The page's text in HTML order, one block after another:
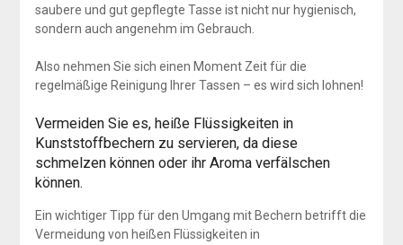
saubere und gut gepflegte Tasse ist nicht nur hygienisch,
sondern auch angenehm im Gebrauch.
Also nehmen Sie sich einen Moment Zeit für die
regelmäßige Reinigung Ihrer Tassen – es wird sich lohnen!
Vermeiden Sie es, heiße Flüssigkeiten in
Kunststoffbechern zu servieren, da diese
schmelzen können oder ihr Aroma verfälschen
können.
Ein wichtiger Tipp für den Umgang mit Bechern betrifft die
Vermeidung von heißen Flüssigkeiten in